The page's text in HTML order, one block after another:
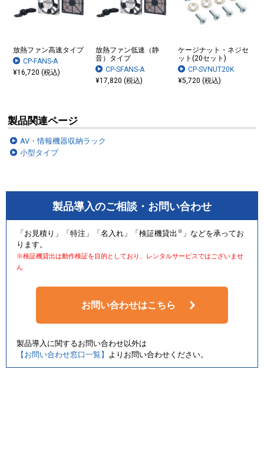
卓上設置時に傷つきを防ぐゴム足を付属しています。
放熱ファン高速タイプ
CP-FANS-A
¥16,720 (税込)
放熱ファン低速（静
音）タイプ
CP-SFANS-A
¥17,820 (税込)
ケージナット・ネジセ
ット(20セット)
CP-SVNUT20K
¥5,720 (税込)
製品関連ページ
AV・情報機器収納ラック
小型タイプ
製品導入のご相談・お問い合わせ
「お見積り」「特注」「名入れ」「検証機貸出 ※ 」などを承ってお
ります。
※検証機貸出は動作検証を目的としており、レンタルサービスではございませ
ん
お問い合わせはこちら
製品導入に関するお問い合わせ以外は
【お問い合わせ窓口一覧】
よりお問い合わせください。